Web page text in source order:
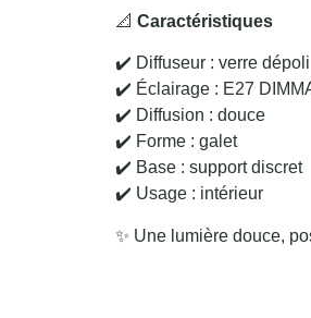
📐 Caractéristiques
✔️ Diffuseur : verre dépoli
✔️ Éclairage : E27
✔️ Diffusion : douce
✔️ Forme : galet
✔️ Base : support discret
✔️ Usage : intérieur
✨ Une lumière douce,